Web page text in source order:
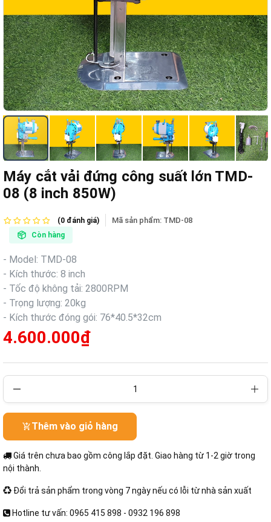
Máy cắt vải đứng công suất lớn TMD-
08 (8 inch 850W)
(0 đánh giá) Mã sản phẩm: TMD-08
Còn hàng
- Model: TMD-08
- Kích thước: 8 inch
- Tốc độ không tải: 2800RPM
- Trọng lượng: 20kg
- Kích thước đóng gói: 76*40.5*32cm
4.600.000₫
Thêm vào giỏ hàng
Giá trên chưa bao gồm công lắp đặt. Giao hàng từ 1-2 giờ trong
nội thành.
Đổi trả sản phẩm trong vòng 7 ngày nếu có lỗi từ nhà sản xuất
Hotline tư vấn: 0965 415 898 - 0932 196 898